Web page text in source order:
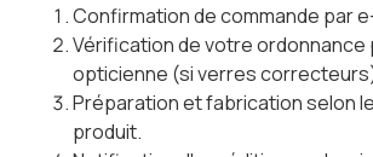
Confirmation de commande par
Vérification de votre ordonnance
opticienne (si verres
Préparation et fabrication selon
produit.